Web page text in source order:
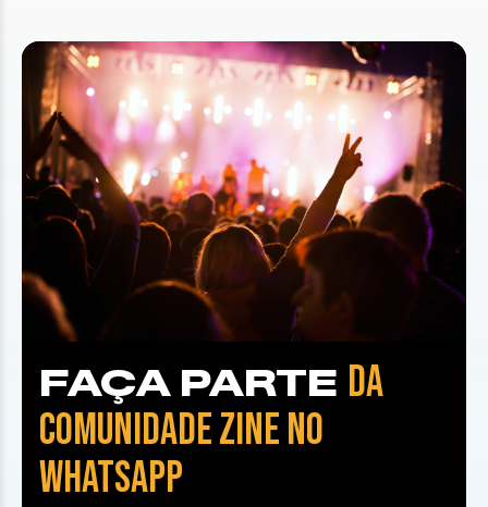
FAÇA PARTE DA
COMUNIDADE ZINE NO
WHATSAPP